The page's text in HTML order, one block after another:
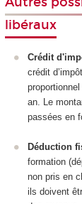
libéraux
Crédit
crédit
an. Le
passées en
Déduction
formation
non pris en
ils doivent